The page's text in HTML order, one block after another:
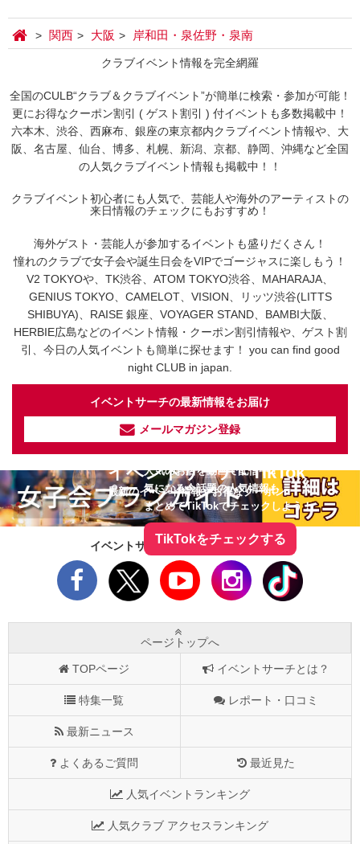
関西 大阪 岸和田・泉佐野・泉南
クラブイベント情報を完全網羅
全国のCULB“クラブ＆クラブイベント”が簡単に検索・参加が可能！
更にお得なクーポン割引 ( ゲスト割引 ) 付イベントも多数掲載中！
六本木、渋谷、西麻布、銀座の東京都内クラブイベント情報や、大
阪、名古屋、仙台、博多、札幌、新潟、京都、静岡、沖縄など全国
の人気クラブイベント情報も掲載中！！
クラブイベント初心者にも人気で、芸能人や海外のアーティストの
来日情報のチェックにもおすすめ！
海外ゲスト・芸能人が参加するイベントも盛りだくさん！
憧れのクラブで女子会や誕生日会をVIPでゴージャスに楽しもう！
V2 TOKYOや、TK渋谷、ATOM TOKYO渋谷、MAHARAJA、
GENIUS TOKYO、CAMELOT、VISION、リッツ渋谷(LITTS
SHIBUYA)、RAISE 銀座、VOYAGER STAND、BAMBI大阪、
HERBIE広島などのイベント情報・クーポン割引情報や、ゲスト割
引、今日の人気イベントも簡単に探せます！ you can find good
night CLUB in japan.
イベントサーチの最新情報をお届け
メールマガジン登録
イベントサーチ - TikTok
最新のイベント情報やお得なクーポン
人気のお店を動画で配信中！
気になる今話題の人気情報も
まとめてTikTokでチェックしよう！
TikTokをチェックする
イベントサーチをフォローしよう！
ページトップへ
TOPページ イベントサーチとは？
特集一覧 レポート・口コミ
最新ニュース
よくあるご質問 最近見た
人気イベントランキング
人気クラブ アクセスランキング